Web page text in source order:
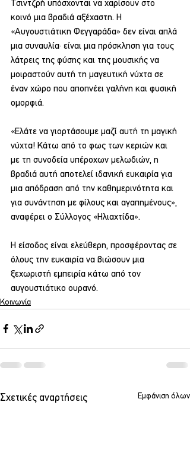
Τσιντζρή υπόσχονται να χαρίσουν στο
κοινό μια βραδιά αξέχαστη. Η
«Αυγουστιάτικη Φεγγαράδα» δεν είναι απλά
μια συναυλία· είναι μια πρόσκληση για τους
λάτρεις της φύσης και της μουσικής να
μοιραστούν αυτή τη μαγευτική νύχτα σε
έναν χώρο που αποπνέει γαλήνη και φυσική
ομορφιά.
«Ελάτε να γιορτάσουμε μαζί αυτή τη μαγική
νύχτα! Κάτω από το φως των κεριών και
με τη συνοδεία υπέροχων μελωδιών, η
βραδιά αυτή αποτελεί ιδανική ευκαιρία για
μια απόδραση από την καθημερινότητα και
για συνάντηση με φίλους και αγαπημένους»,
αναφέρει ο Σύλλογος «Ηλιαχτίδα».
Η είσοδος είναι ελεύθερη, προσφέροντας σε
όλους την ευκαιρία να βιώσουν μια
ξεχωριστή εμπειρία κάτω από τον
αυγουστιάτικο ουρανό.
Κοινωνία
Σχετικές αναρτήσεις Εμφάνιση όλων